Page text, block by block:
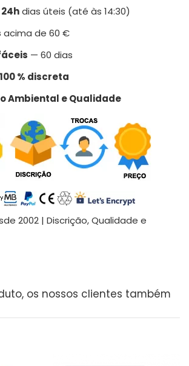
dias úteis (até às 14:30)
acima de 60 €
— 60 dias
% discreta
Ambiental e Qualidade
2002 | Discrição, Qualidade e
os nossos clientes também